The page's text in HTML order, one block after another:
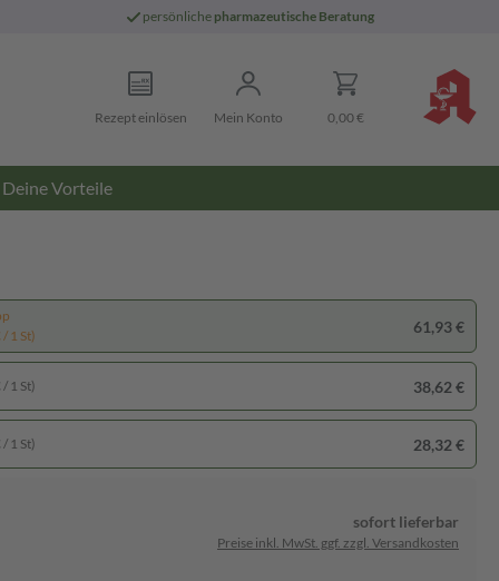
persönliche pharmazeutische Beratung
Rezept einlösen Mein Konto 0,00 €
Deine Vorteile
1 St)
61,93 €
1 St) 38,62 €
1 St) 28,32 €
sofort lieferbar
Preise inkl. MwSt. ggf. zzgl. Versandkosten